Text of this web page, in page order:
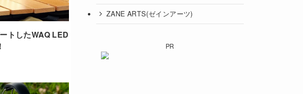
トしたWAQ LED
ZANE ARTS(ゼインアーツ)
PR